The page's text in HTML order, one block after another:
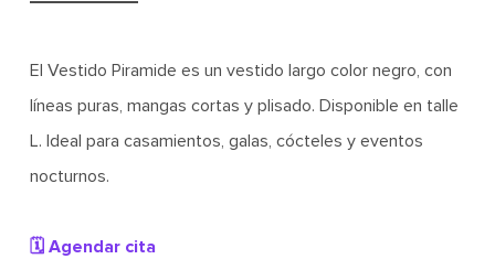
El Vestido Piramide es un vestido largo color negro, con
líneas puras, mangas cortas y plisado. Disponible en talle
L. Ideal para casamientos, galas, cócteles y eventos
nocturnos.
🗓️ Agendar cita